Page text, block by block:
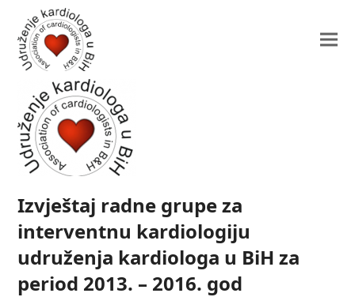
Izvještaj radne grupe za
interventnu kardiologiju
udruženja kardiologa u BiH za
period 2013. – 2016. god